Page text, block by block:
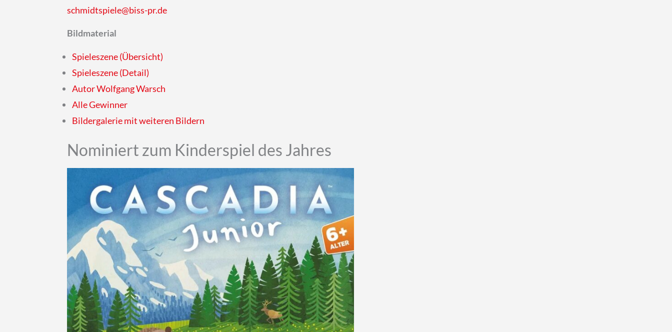
schmidtspiele@biss-pr.de
Bildmaterial
Spieleszene (Übersicht)
Spieleszene (Detail)
Autor Wolfgang Warsch
Alle Gewinner
Bildergalerie mit weiteren Bildern
Nominiert zum Kinderspiel des Jahres